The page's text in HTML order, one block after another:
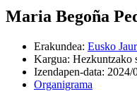
Maria Begoña
Erakundea: Eusko
Kargua: Hezkuntzako
Izendapen-data: 2024/
Organigrama